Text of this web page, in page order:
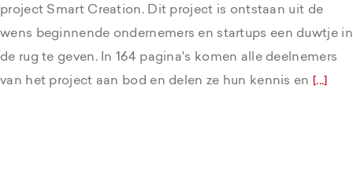
project Smart Creation. Dit project is ontstaan uit de
wens beginnende ondernemers en startups een duwtje in
de rug te geven. In 164 pagina's komen alle deelnemers
van het project aan bod en delen ze hun kennis en [...]